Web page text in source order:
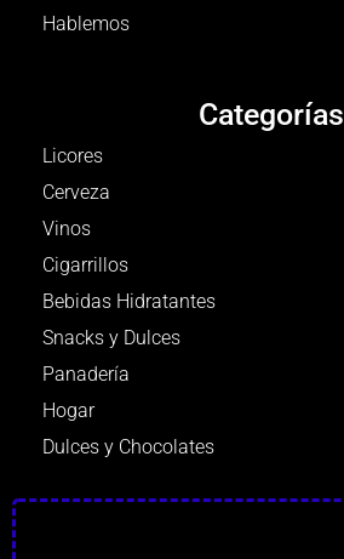
Hablemos
Categorías
Licores
Cerveza
Vinos
Cigarrillos
Bebidas Hidratantes
Snacks y Dulces
Panadería
Hogar
Dulces y Chocolates